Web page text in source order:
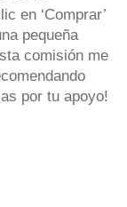
en ‘Comprar’
pequeña
comisión me
por tu apoyo!